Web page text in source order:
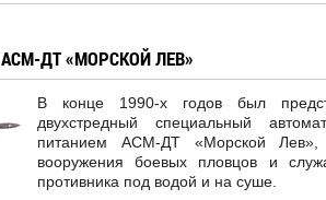
ДТ «МОРСКОЙ ЛЕВ»
В конце 1990-х годов был
двухстредный специальный
питанием АСМ-ДТ «Морской Лев»,
вооружения боевых пловцов и
противника под водой и на суше.